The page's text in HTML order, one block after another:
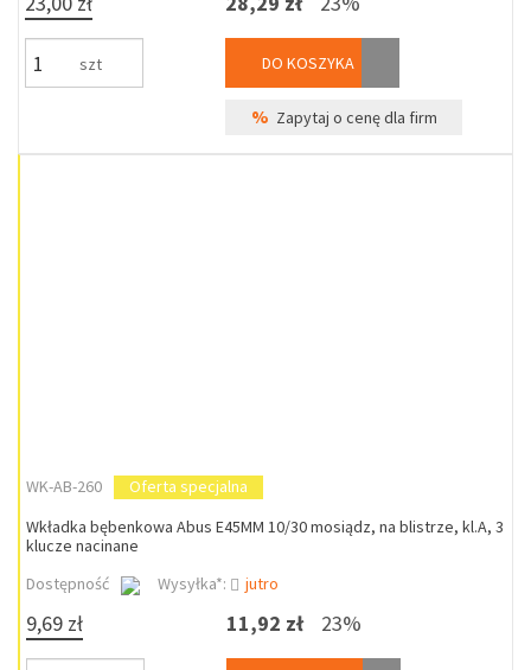
szt DO KOSZYKA
% Zapytaj o cenę dla firm
WK-AB-260
Oferta specjalna
Wkładka bębenkowa Abus E45MM 10/30 mosiądz, na blistrze, kl.A, 3
klucze nacinane
Dostępność
Wysyłka*: jutro
9,69 zł 11,92 zł 23%